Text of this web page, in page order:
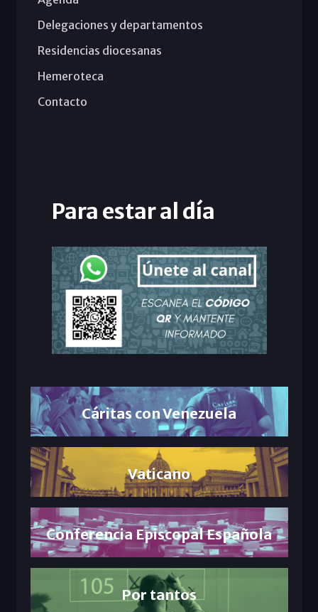
Delegaciones y departamentos
Residencias diocesanas
Hemeroteca
Contacto
Para estar al día
Cáritas con Venezuela
Vaticano
Conferencia Episcopal Española
Por tantos